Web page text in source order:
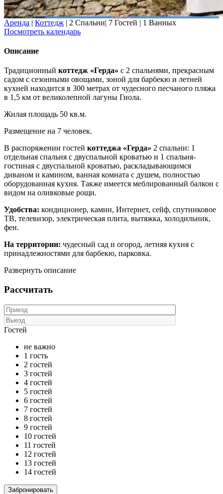
Аренда | Коттедж | 2 Спальни| 7 Гостей | 1 Ванных
Посмотреть календарь
Описание
Традиционный коттедж «Герда» с 2 спальнями, прекрасным
садом с сезонными овощами, зоной для барбекю и летней
кухней находится в 300 метрах от чудесного песчаного пляжа
в 1,5 км от великолепной лагуны Гиола.
Жилая площадь 50 кв.м.
Размещение на 7 человек.
В распоряжении гостей коттеджа «Герда» 2 спальни: 1
отдельная спальня с двуспальной кроватью и 1 спальня-
гостиная с двуспальной кроватью, раскладывающимся
диваном и камином, ванная комната с душем, полностью
оборудованная кухня. Также имеется меблированный балкон с
видом на оливковые рощи.
Удобства: кондиционер, камин, Интернет, сейф, спутниковое
ТВ, телевизор, электрическая плита, вытяжка, холодильник,
фен.
На территории: чудесный сад и огород, летняя кухня с
принадлежностями для барбекю, парковка.
Развернуть описание
Рассчитать
Гостей
не важно
1 гость
2 гостей
3 гостей
4 гостей
5 гостей
6 гостей
7 гостей
8 гостей
9 гостей
10 гостей
11 гостей
12 гостей
13 гостей
14 гостей